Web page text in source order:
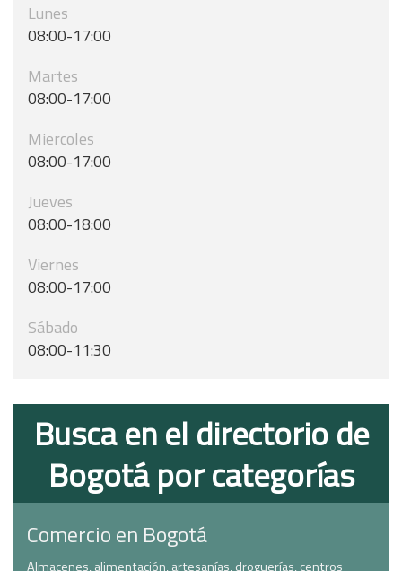
Lunes
08:00-17:00
Martes
08:00-17:00
Miercoles
08:00-17:00
Jueves
08:00-18:00
Viernes
08:00-17:00
Sábado
08:00-11:30
Busca en el directorio de
Bogotá por categorías
Comercio en Bogotá
Almacenes, alimentación, artesanías, droguerías, centros